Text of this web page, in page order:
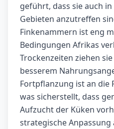
geführt, dass sie auch
Gebieten anzutreffen
Finkenammern ist eng
Bedingungen Afrikas
Trockenzeiten ziehen
besserem
Fortpflanzung ist an die
was sicherstellt, dass
Aufzucht der Küken
strategische Anpassung